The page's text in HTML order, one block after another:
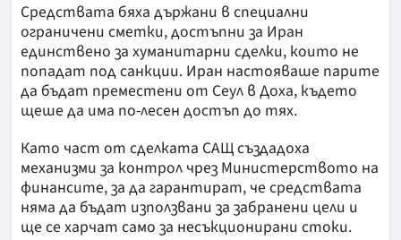
Средствата бяха държани в специални
ограничени сметки, достъпни за Иран
единствено за хуманитарни сделки, които не
попадат под санкции. Иран настояваше парите
да бъдат преместени от Сеул в Доха, където
щеше да има по-лесен достъп до тях.
Като част от сделката САЩ създадоха
механизми за контрол чрез Министерството на
финансите, за да гарантират, че средствата
няма да бъдат използвани за забранени цели и
ще се харчат само за несъкционирани стоки.